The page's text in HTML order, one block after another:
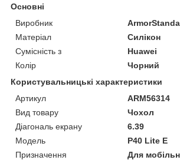
Основні
Виробник
Матеріал
Силікон
Сумісність з
Huawei
Колір
Чорний
Користувальницькі характеристики
Артикул
ARM56314
Вид товару
Чохол
Діагональ екрану
6.39
Модель
P40 Lite E
Призначення
Для